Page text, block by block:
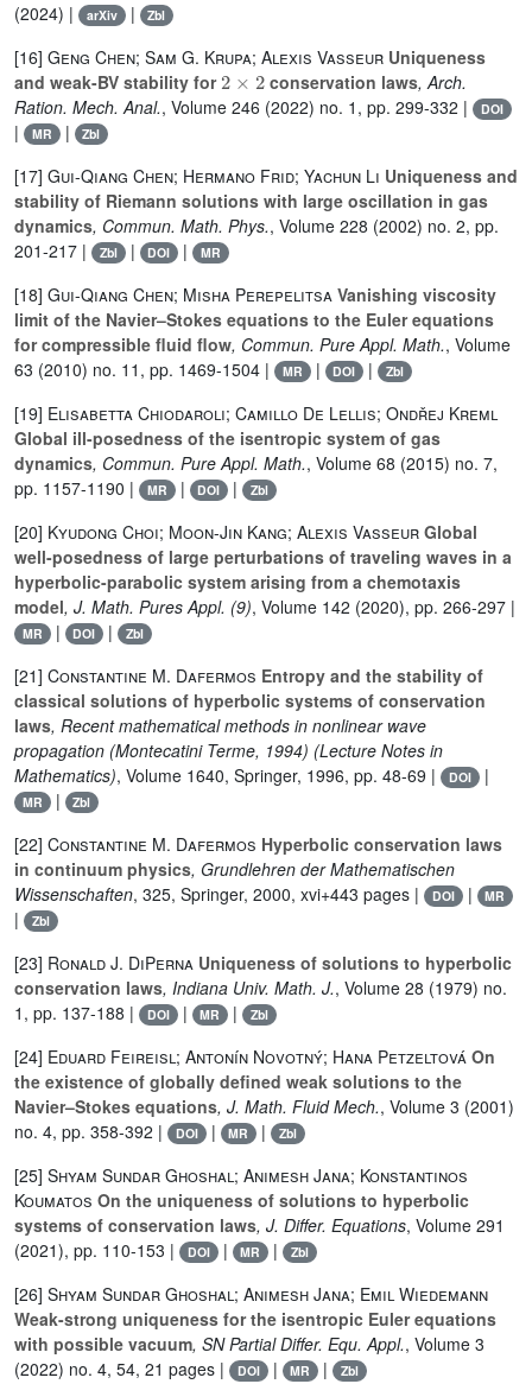
(2024) | arXiv | Zbl
[16] Geng Chen; Sam G. Krupa; Alexis Vasseur Uniqueness
and weak-BV stability for2×2 conservation laws, Arch.
Ration. Mech. Anal., Volume 246 (2022) no. 1, pp. 299-332 | DOI
| MR | Zbl
[17] Gui-Qiang Chen; Hermano Frid; Yachun Li Uniqueness and
stability of Riemann solutions with large oscillation in gas
dynamics, Commun. Math. Phys., Volume 228 (2002) no. 2, pp.
201-217 |
Zbl | DOI | MR
[18] Gui-Qiang Chen; Misha Perepelitsa Vanishing viscosity
limit of the Navier–Stokes equations to the Euler equations
for compressible fluid flow, Commun. Pure Appl. Math., Volume
63 (2010) no. 11, pp. 1469-1504 | MR | DOI | Zbl
[19] Elisabetta Chiodaroli; Camillo De Lellis; Ondřej Kreml
Global ill-posedness of the isentropic system of gas
dynamics, Commun. Pure Appl. Math., Volume 68 (2015) no. 7,
pp. 1157-1190 |
MR | DOI | Zbl
[20] Kyudong Choi; Moon-Jin Kang; Alexis Vasseur Global
well-posedness of large perturbations of traveling waves in a
hyperbolic-parabolic system arising from a chemotaxis
model, J. Math. Pures Appl. (9), Volume 142 (2020), pp. 266-297 |
MR | DOI | Zbl
[21] Constantine M. Dafermos Entropy and the stability of
classical solutions of hyperbolic systems of conservation
laws, Recent mathematical methods in nonlinear wave
propagation (Montecatini Terme, 1994) (Lecture Notes in
Mathematics), Volume 1640, Springer, 1996, pp. 48-69 | DOI |
MR | Zbl
[22] Constantine M. Dafermos Hyperbolic conservation laws
in continuum physics, Grundlehren der Mathematischen
Wissenschaften, 325, Springer, 2000, xvi+443 pages | DOI | MR
| Zbl
[23] Ronald J. DiPerna Uniqueness of solutions to hyperbolic
conservation laws, Indiana Univ. Math. J., Volume 28 (1979) no.
1, pp. 137-188 |
DOI | MR | Zbl
[24] Eduard Feireisl; Antonín Novotný; Hana Petzeltová On
the existence of globally defined weak solutions to the
Navier–Stokes equations, J. Math. Fluid Mech., Volume 3 (2001)
no. 4, pp. 358-392 |
DOI | MR | Zbl
[25] Shyam Sundar Ghoshal; Animesh Jana; Konstantinos
Koumatos On the uniqueness of solutions to hyperbolic
systems of conservation laws, J. Differ. Equations, Volume 291
(2021), pp. 110-153 |
DOI | MR | Zbl
[26] Shyam Sundar Ghoshal; Animesh Jana; Emil Wiedemann
Weak-strong uniqueness for the isentropic Euler equations
with possible vacuum, SN Partial Differ. Equ. Appl., Volume 3
(2022) no. 4, 54, 21 pages |
DOI | MR | Zbl